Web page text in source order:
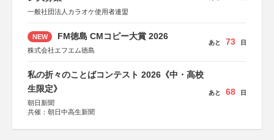
一般社団法人カラオケ使用者連盟
NEW FM徳島 CMコピー大賞 2026
株式会社エフエム徳島
あと 73 日
私の折々のことばコンテスト 2026《中・高校
生限定》
朝日新聞
共催：朝日中高生新聞
あと 68 日